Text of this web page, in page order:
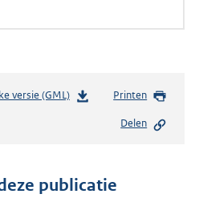
versie (GML)b
n
Printen
Delen
publicatie